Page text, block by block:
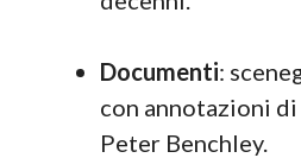
Documenti:
con annotazioni
Peter Benchley.